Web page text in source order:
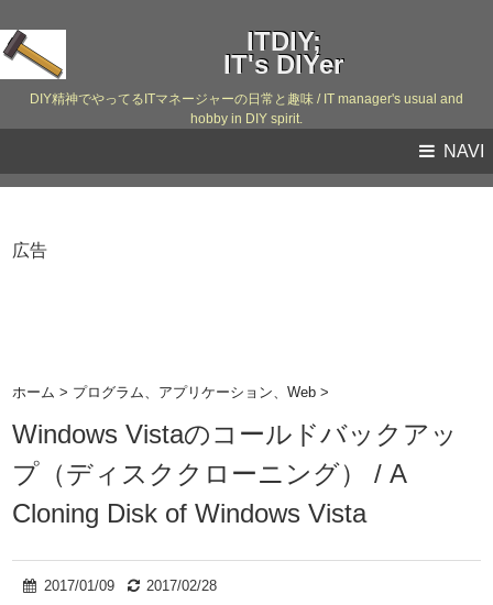
ITDIY;
IT's DIYer
DIY精神でやってるITマネージャーの日常と趣味 / IT manager's usual and
hobby in DIY spirit.
NAVI
広告
ホーム > プログラム、アプリケーション、Web >
Windows Vistaのコールドバックアッ
プ（ディスククローニング） / A
Cloning Disk of Windows Vista
2017/01/09 2017/02/28